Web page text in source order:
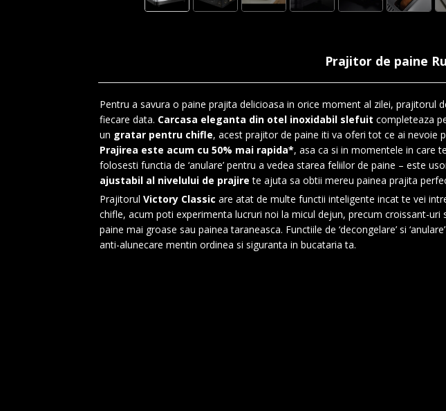
Prajitor de paine
Pentru a savura o paine prajita delicioasa in orice moment al zilei, prajitorul
fiecare data. Carcasa eleganta din otel inoxidabil slefuit completeaza
un gratar pentru chifle, acest prajitor de paine iti va oferi tot ce ai nevoie
Prajirea este acum cu 50% mai rapida*, asa ca si in momentele in care
folosesti functia de ‘anulare’ pentru a vedea starea feliilor de paine – este
ajustabil al nivelului de prajire te ajuta sa obtii mereu painea prajita
Prajitorul Victory Classic are atat de multe functii inteligente incat te vei
chifle, acum poti experimenta lucruri noi la micul dejun, precum croissant-
paine mai groase sau painea taraneasca. Functiile de ‘decongelare’ si
anti-alunecare mentin ordinea si siguranta in bucataria ta.